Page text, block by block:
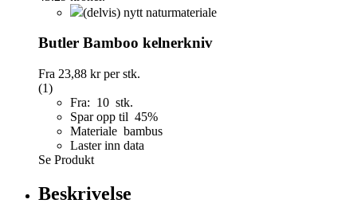
(delvis) nytt naturmateriale
Butler Bamboo kelnerkniv
Fra 23,88 krper stk.
(1)
Fra: 10 stk.
Spar opp til 45%
Materiale bambus
Laster inn data
Se Produkt
Beskrivelse